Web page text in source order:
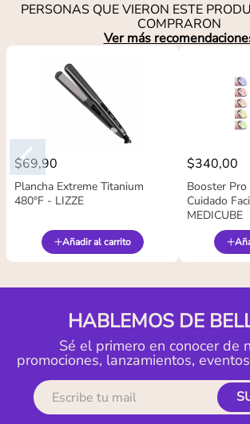
PERSONAS QUE VIERON ESTE
COMPRARON
Ver más
$69,90
Plancha Extreme Titanium
480°F - LIZZE
Añadir al carrito
$340,00
Booster
Cuidado
MEDICUBE
HABLEMOS DE
Sé el primero en conocer de
promociones, lanzamientos,